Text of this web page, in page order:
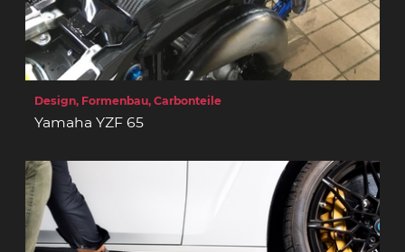
Design, Formenbau, Carbonteile
Yamaha YZF 65